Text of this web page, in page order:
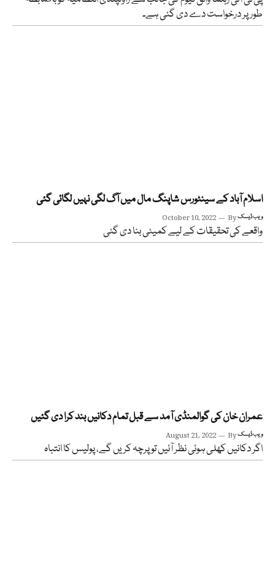
طور پر درخواست دے دی گئی ہے۔
اسلام آباد کے سینٹورس شاپنگ مال میں آگ لگی نہیں لگائی گئی
October 10, 2022 Byویب ڈیسک
واقعے کی تحقیقات کے لیے کمیٹی بنا دی گئی
عمران خان کی گوالمنڈی آمد سے قبل تمام دکانیں بند کرا دی گئیں
August 21, 2022 Byویب ڈیسک
اگر دکانیں کھلی ہوئی نظر آئیں تو پرچہ کریں گے، پولیس کا انتباہ